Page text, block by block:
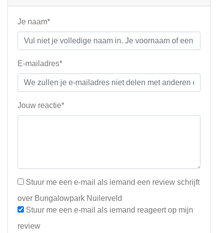
Je naam*
E-mailadres*
Jouw reactie*
Stuur me een e-mail als iemand een review schrijft
over Bungalowpark Nuilerveld
Stuur me een e-mail als iemand reageert op mijn
review